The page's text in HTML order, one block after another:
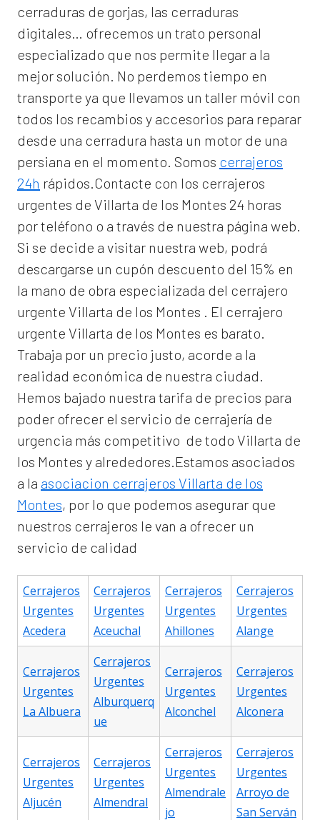
cerraduras de gorjas, las cerraduras
digitales… ofrecemos un trato personal
especializado que nos permite llegar a la
mejor solución. No perdemos tiempo en
transporte ya que llevamos un taller móvil con
todos los recambios y accesorios para reparar
desde una cerradura hasta un motor de una
persiana en el momento. Somos cerrajeros
24h rápidos.Contacte con los cerrajeros
urgentes de Villarta de los Montes 24 horas
por teléfono o a través de nuestra página web.
Si se decide a visitar nuestra web, podrá
descargarse un cupón descuento del 15% en
la mano de obra especializada del cerrajero
urgente Villarta de los Montes . El cerrajero
urgente Villarta de los Montes es barato.
Trabaja por un precio justo, acorde a la
realidad económica de nuestra ciudad.
Hemos bajado nuestra tarifa de precios para
poder ofrecer el servicio de cerrajería de
urgencia más competitivo de todo Villarta de
los Montes y alrededores.Estamos asociados
a la asociacion cerrajeros Villarta de los
Montes, por lo que podemos asegurar que
nuestros cerrajeros le van a ofrecer un
servicio de calidad
Cerrajeros
Urgentes
Acedera
Cerrajeros
Urgentes
Aceuchal
Cerrajeros
Urgentes
Ahillones
Cerrajeros
Urgentes
Alange
Cerrajeros
Urgentes
La Albuera
Cerrajeros
Urgentes
Alburquerq
ue
Cerrajeros
Urgentes
Alconchel
Cerrajeros
Urgentes
Alconera
Cerrajeros
Urgentes
Aljucén
Cerrajeros
Urgentes
Almendral
Cerrajeros
Urgentes
Almendrale
jo
Cerrajeros
Urgentes
Arroyo de
San Serván